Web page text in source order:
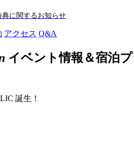
に関するお知らせ
アクセス Q&A
イベント情報＆宿泊
誕生！